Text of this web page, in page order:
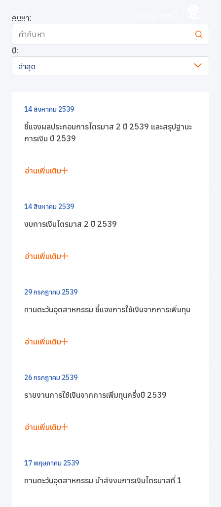
หน้าหลัก
ธุรกิจของเรา
แบรนด์ของเรา
นักลงทุนสัมพันธ์
การกำกับดูแลกิจการที่ดี
ข่าวสารและกิจกรรม
ติดต่อเรา
ค้นหา:
ปี:
ล่าสุด
14 สิงหาคม 2539
ชี้แจงผลประกอบการไตรมาส 2 ปี 2539 และสรุปฐานะ
การเงิน ปี 2539
อ่านเพิ่มเติม
14 สิงหาคม 2539
งบการเงินไตรมาส 2 ปี 2539
อ่านเพิ่มเติม
29 กรกฎาคม 2539
ทานตะวันอุตสาหกรรม ชี้แจงการใช้เงินจากการเพิ่มทุน
อ่านเพิ่มเติม
26 กรกฎาคม 2539
รายงานการใช้เงินจากการเพิ่มทุนครึ่งปี 2539
อ่านเพิ่มเติม
17 พฤษภาคม 2539
ทานตะวันอุตสาหกรรม นำส่งงบการเงินไตรมาสที่ 1